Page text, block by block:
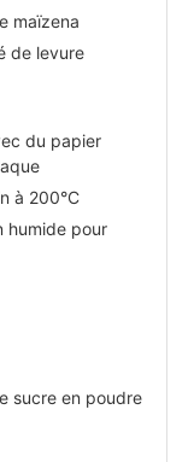
maïzena
de levure
du papier
à 200°C
humide pour
sucre en poudre